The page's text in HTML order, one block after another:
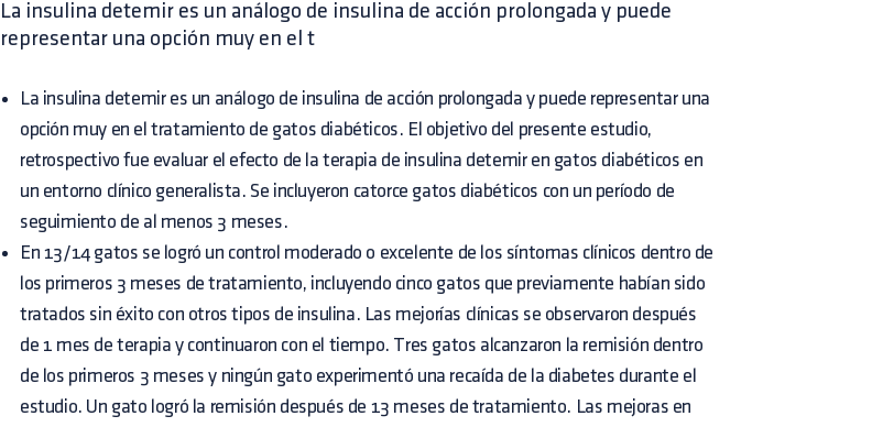
La insulina detemir es un análogo de insulina de acción prolongada y puede
representar una opción muy en el t
La insulina detemir es un análogo de insulina de acción prolongada y puede representar una
opción muy en el tratamiento de gatos diabéticos. El objetivo del presente estudio,
retrospectivo fue evaluar el efecto de la terapia de insulina detemir en gatos diabéticos en
un entorno clínico generalista. Se incluyeron catorce gatos diabéticos con un período de
seguimiento de al menos 3 meses.
En 13/14 gatos se logró un control moderado o excelente de los síntomas clínicos dentro de
los primeros 3 meses de tratamiento, incluyendo cinco gatos que previamente habían sido
tratados sin éxito con otros tipos de insulina. Las mejorías clínicas se observaron después
de 1 mes de terapia y continuaron con el tiempo. Tres gatos alcanzaron la remisión dentro
de los primeros 3 meses y ningún gato experimentó una recaída de la diabetes durante el
estudio. Un gato logró la remisión después de 13 meses de tratamiento. Las mejoras en